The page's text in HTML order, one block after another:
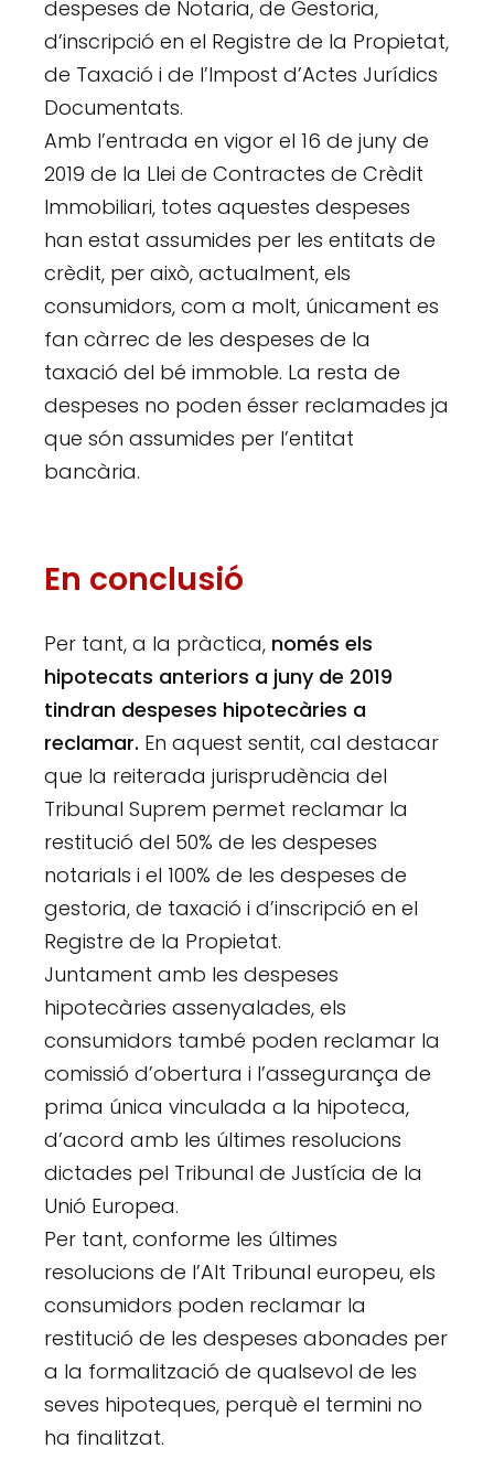
despeses de Notaria, de Gestoria,
d’inscripció en el Registre de la Propietat,
de Taxació i de l’Impost d’Actes Jurídics
Documentats.
Amb l’entrada en vigor el 16 de juny de
2019 de la Llei de Contractes de Crèdit
Immobiliari, totes aquestes despeses
han estat assumides per les entitats de
crèdit, per això, actualment, els
consumidors, com a molt, únicament es
fan càrrec de les despeses de la
taxació del bé immoble. La resta de
despeses no poden ésser reclamades ja
que són assumides per l’entitat
bancària.
En conclusió
Per tant, a la pràctica, només els
hipotecats anteriors a juny de 2019
tindran despeses hipotecàries a
reclamar. En aquest sentit, cal destacar
que la reiterada jurisprudència del
Tribunal Suprem permet reclamar la
restitució del 50% de les despeses
notarials i el 100% de les despeses de
gestoria, de taxació i d’inscripció en el
Registre de la Propietat.
Juntament amb les despeses
hipotecàries assenyalades, els
consumidors també poden reclamar la
comissió d’obertura i l’assegurança de
prima única vinculada a la hipoteca,
d’acord amb les últimes resolucions
dictades pel Tribunal de Justícia de la
Unió Europea.
Per tant, conforme les últimes
resolucions de l’Alt Tribunal europeu, els
consumidors poden reclamar la
restitució de les despeses abonades per
a la formalització de qualsevol de les
seves hipoteques, perquè el termini no
ha finalitzat.